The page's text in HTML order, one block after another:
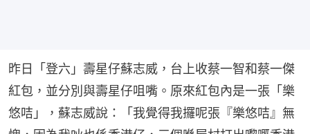
昨日「登六」壽星仔蘇志威，台上收蔡一智和蔡一傑
紅包，並分別與壽星仔咀嘴。原來紅包內是一張「樂
悠咭」，蘇志威說：「我覺得我攞呢張『樂悠咭』無